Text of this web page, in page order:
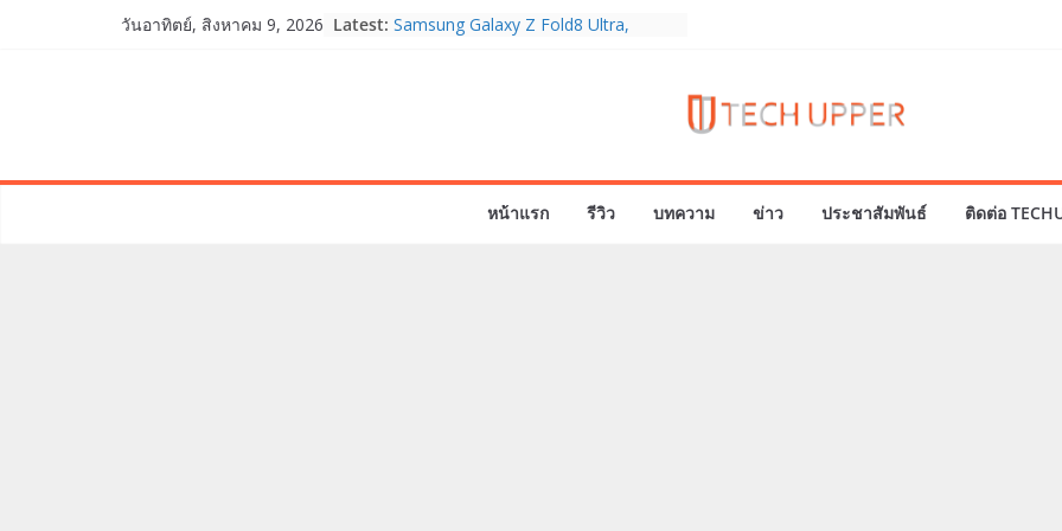
วันอาทิตย์, สิงหาคม 9, 2026 Latest: Samsung Galaxy Z Fold8 Ultra,
บริการหลังการขาย
TrueVisions ชวนคนไทยส่งใจเชียร์
หน้าแรก รีวิว บทความ ข่าว ประชาสัมพันธ์ ติดต่อ